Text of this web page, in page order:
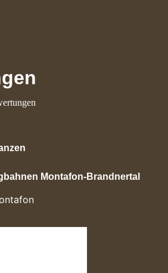
Montafon-Brandnertal